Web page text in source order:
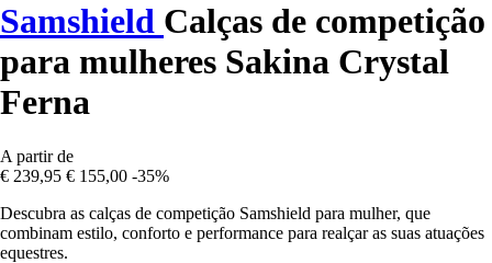
Samshield Calças de competição
para mulheres Sakina Crystal
Ferna
A partir de
€ 239,95 € 155,00 -35%
Descubra as calças de competição Samshield para mulher, que
combinam estilo, conforto e performance para realçar as suas atuações
equestres.